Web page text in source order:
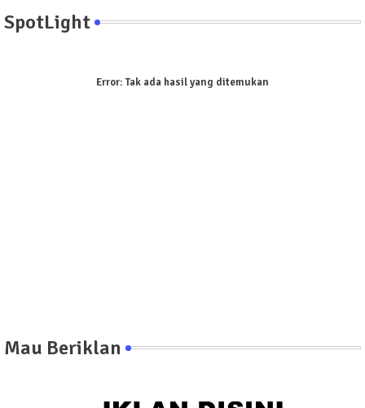
SpotLight
Error:Tak ada hasil yang ditemukan
Mau Beriklan